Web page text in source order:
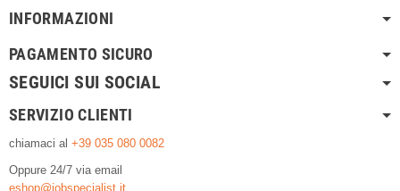
INFORMAZIONI
PAGAMENTO SICURO
SEGUICI SUI SOCIAL
SERVIZIO CLIENTI
chiamaci al +39 035 080 0082
Oppure 24/7 via email
eshop@jobspecialist.it